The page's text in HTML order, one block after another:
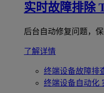
实时故障排除
后台自动修复问题，保
了解详情
终端设备故障排
终端设备自动化